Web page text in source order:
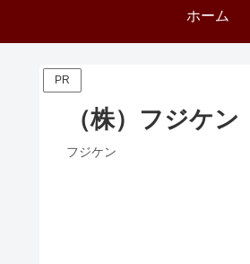
ホーム
PR
（株）フジケン
フジケン